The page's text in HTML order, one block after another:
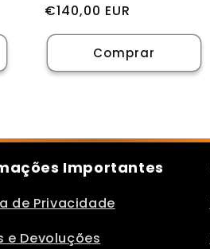
Preço
normal
€140,00 EUR
Comprar
Importantes
de Privacidade
e Devoluções